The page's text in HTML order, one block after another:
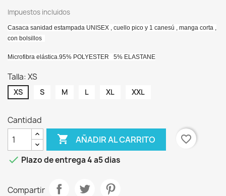
Impuestos incluidos
Casaca sanidad estampada UNISEX , cuello pico y 1 canesú , manga corta ,
con bolsillos
Microfibra elástica.95% POLYESTER 5% ELASTANE
Talla: XS
XS S M L XL XXL
Cantidad
 AÑADIR AL CARRITO
favorite_border
 Plazo de entrega 4 a5 dias
Compartir